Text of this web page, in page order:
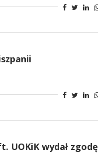
UOKiK wydał zgodę